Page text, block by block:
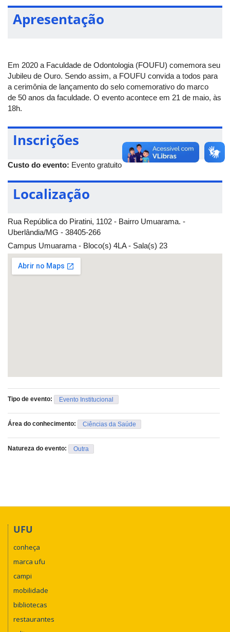
Apresentação
Em 2020 a Faculdade de Odontologia (FOUFU) comemora seu
Jubileu de Ouro. Sendo assim, a FOUFU convida a todos para
a cerimônia de lançamento do selo comemorativo do marco
de 50 anos da faculdade. O evento acontece em 21 de maio, às
18h.
Inscrições
Custo do evento: Evento gratuito
Localização
Rua República do Piratini, 1102 - Bairro Umuarama. -
Uberlândia/MG - 38405-266
Campus Umuarama - Bloco(s) 4LA - Sala(s) 23
Tipo de evento: Evento Institucional
Área do conhecimento: Ciências da Saúde
Natureza do evento: Outra
UFU
conheça
marca ufu
campi
mobilidade
bibliotecas
restaurantes